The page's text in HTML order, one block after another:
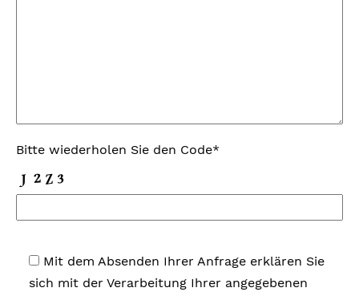
Bitte wiederholen Sie den Code*
Mit dem Absenden Ihrer Anfrage erklären Sie
sich mit der Verarbeitung Ihrer angegebenen